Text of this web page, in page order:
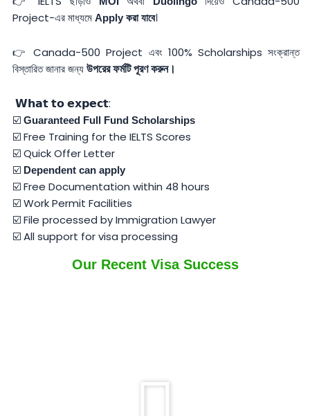
Project-এর মাধ্যমে Apply করা যাবে।
👉 Canada-500 Project এবং 100% Scholarships সংক্রান্ত
বিস্তারিত জানার জন্য উপরের ফর্মটি পূরণ করুন।
𝗪𝗵𝗮𝘁 𝘁𝗼 𝗲𝘅𝗽𝗲𝗰𝘁:
☑️ Guaranteed Full Fund Scholarships
☑️ Free Training for the IELTS Scores
☑️ Quick Offer Letter
☑️ Dependent can apply
☑️ Free Documentation within 48 hours
☑️ Work Permit Facilities
☑️ File processed by Immigration Lawyer
☑️ All support for visa processing
Our Recent Visa Success